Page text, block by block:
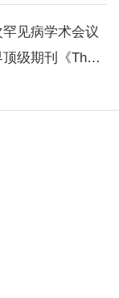
见病学术会议
下一条：刘鸣教授团队在神经病学世界顶级期刊《The Lancet Neur...